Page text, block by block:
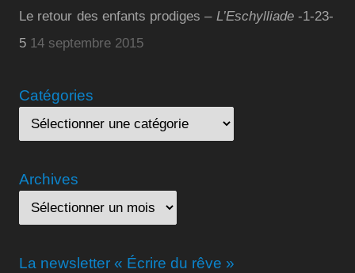
Le retour des enfants prodiges – L’Eschylliade-1-23-
5 14 septembre 2015
Catégories
Archives
La newsletter « Écrire du rêve »